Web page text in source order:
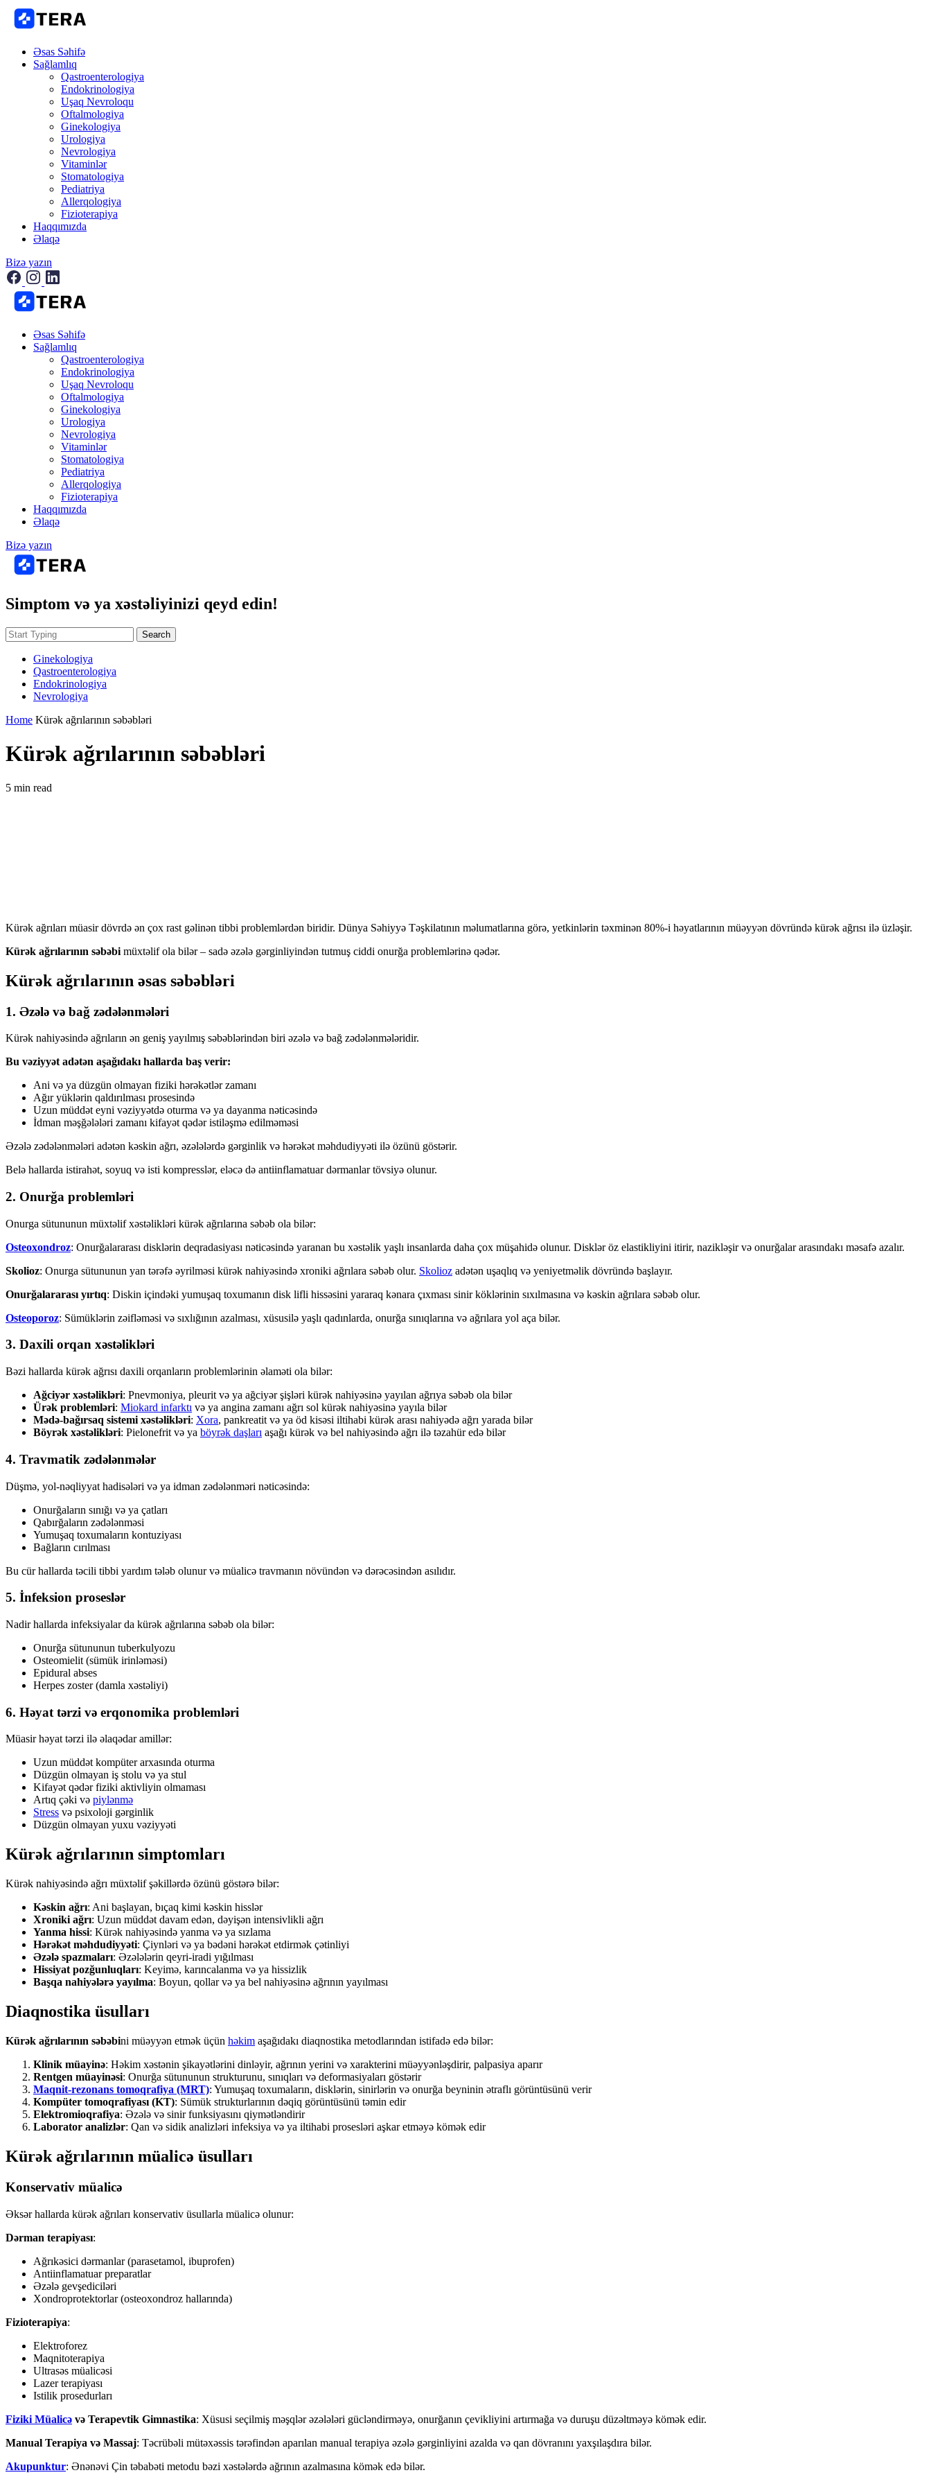
Əsas Səhifə
Sağlamlıq
Qastroenterologiya
Endokrinologiya
Uşaq Nevroloqu
Oftalmologiya
Ginekologiya
Urologiya
Nevrologiya
Vitaminlər
Stomatologiya
Pediatriya
Allerqologiya
Fizioterapiya
Haqqımızda
Əlaqə
Bizə yazın
Əsas Səhifə
Sağlamlıq
Qastroenterologiya
Endokrinologiya
Uşaq Nevroloqu
Oftalmologiya
Ginekologiya
Urologiya
Nevrologiya
Vitaminlər
Stomatologiya
Pediatriya
Allerqologiya
Fizioterapiya
Haqqımızda
Əlaqə
Bizə yazın
Simptom və ya xəstəliyinizi qeyd edin!
Search
Ginekologiya
Qastroenterologiya
Endokrinologiya
Nevrologiya
Home Kürək ağrılarının səbəbləri
Kürək ağrılarının səbəbləri
5 min read
Kürək ağrıları müasir dövrdə ən çox rast gəlinən tibbi problemlərdən biridir. Dünya Səhiyyə Təşkilatının məlumatlarına görə, yetkinlərin təxminən 80%-i həyatlarının müəyyən dövründə kürək ağrısı ilə üzləşir.
Kürək ağrılarının səbəbi müxtəlif ola bilər – sadə əzələ gərginliyindən tutmuş ciddi onurğa problemlərinə qədər.
Kürək ağrılarının əsas səbəbləri
1. Əzələ və bağ zədələnmələri
Kürək nahiyəsində ağrıların ən geniş yayılmış səbəblərindən biri əzələ və bağ zədələnmələridir.
Bu vəziyyət adətən aşağıdakı hallarda baş verir:
Ani və ya düzgün olmayan fiziki hərəkətlər zamanı
Ağır yüklərin qaldırılması prosesində
Uzun müddət eyni vəziyyətdə oturma və ya dayanma nəticəsində
İdman məşğələləri zamanı kifayət qədər istiləşmə edilməməsi
Əzələ zədələnmələri adətən kəskin ağrı, əzələlərdə gərginlik və hərəkət məhdudiyyəti ilə özünü göstərir.
Belə hallarda istirahət, soyuq və isti kompresslər, eləcə də antiinflamatuar dərmanlar tövsiyə olunur.
2. Onurğa problemləri
Onurga sütununun müxtəlif xəstəlikləri kürək ağrılarına səbəb ola bilər:
Osteoxondroz: Onurğalararası disklərin deqradasiyası nəticəsində yaranan bu xəstəlik yaşlı insanlarda daha çox müşahidə olunur. Disklər öz elastikliyini itirir, nazikləşir və onurğalar arasındakı məsafə azalır.
Skolioz: Onurga sütununun yan tərəfə əyrilməsi kürək nahiyəsində xroniki ağrılara səbəb olur. Skolioz adətən uşaqlıq və yeniyetməlik dövründə başlayır.
Onurğalararası yırtıq: Diskin içindəki yumuşaq toxumanın disk lifli hissəsini yararaq kənara çıxması sinir köklərinin sıxılmasına və kəskin ağrılara səbəb olur.
Osteoporoz: Sümüklərin zəifləməsi və sıxlığının azalması, xüsusilə yaşlı qadınlarda, onurğa sınıqlarına və ağrılara yol aça bilər.
3. Daxili orqan xəstəlikləri
Bəzi hallarda kürək ağrısı daxili orqanların problemlərinin əlaməti ola bilər:
Ağciyər xəstəlikləri: Pnevmoniya, pleurit və ya ağciyər şişləri kürək nahiyəsinə yayılan ağrıya səbəb ola bilər
Ürək problemləri: Miokard infarktı və ya angina zamanı ağrı sol kürək nahiyəsinə yayıla bilər
Mədə-bağırsaq sistemi xəstəlikləri: Xora, pankreatit və ya öd kisəsi iltihabi kürək arası nahiyədə ağrı yarada bilər
Böyrək xəstəlikləri: Pielonefrit və ya böyrək daşları aşağı kürək və bel nahiyəsində ağrı ilə təzahür edə bilər
4. Travmatik zədələnmələr
Düşmə, yol-nəqliyyat hadisələri və ya idman zədələnməri nəticəsində:
Onurğaların sınığı və ya çatları
Qabırğaların zədələnməsi
Yumuşaq toxumaların kontuziyası
Bağların cırılması
Bu cür hallarda təcili tibbi yardım tələb olunur və müalicə travmanın növündən və dərəcəsindən asılıdır.
5. İnfeksion proseslər
Nadir hallarda infeksiyalar da kürək ağrılarına səbəb ola bilər:
Onurğa sütununun tuberkulyozu
Osteomielit (sümük irinləməsi)
Epidural abses
Herpes zoster (damla xəstəliyi)
6. Həyat tərzi və erqonomika problemləri
Müasir həyat tərzi ilə əlaqədar amillər:
Uzun müddət kompüter arxasında oturma
Düzgün olmayan iş stolu və ya stul
Kifayət qədər fiziki aktivliyin olmaması
Artıq çəki və piylənmə
Stress və psixoloji gərginlik
Düzgün olmayan yuxu vəziyyəti
Kürək ağrılarının simptomları
Kürək nahiyəsində ağrı müxtəlif şəkillərdə özünü göstərə bilər:
Kəskin ağrı: Ani başlayan, bıçaq kimi kəskin hisslər
Xroniki ağrı: Uzun müddət davam edən, dəyişən intensivlikli ağrı
Yanma hissi: Kürək nahiyəsində yanma və ya sızlama
Hərəkət məhdudiyyəti: Çiynləri və ya bədəni hərəkət etdirmək çətinliyi
Əzələ spazmaları: Əzələlərin qeyri-iradi yığılması
Hissiyat pozğunluqları: Keyimə, karıncalanma və ya hissizlik
Başqa nahiyələrə yayılma: Boyun, qollar və ya bel nahiyəsinə ağrının yayılması
Diaqnostika üsulları
Kürək ağrılarının səbəbini müəyyən etmək üçün həkim aşağıdakı diaqnostika metodlarından istifadə edə bilər:
Klinik müayinə: Həkim xəstənin şikayətlərini dinləyir, ağrının yerini və xarakterini müəyyənləşdirir, palpasiya aparır
Rentgen müayinəsi: Onurğa sütununun strukturunu, sınıqları və deformasiyaları göstərir
Maqnit-rezonans tomoqrafiya (MRT): Yumuşaq toxumaların, disklərin, sinirlərin və onurğa beyninin ətraflı görüntüsünü verir
Kompüter tomoqrafiyası (KT): Sümük strukturlarının dəqiq görüntüsünü təmin edir
Elektromioqrafiya: Əzələ və sinir funksiyasını qiymətləndirir
Laborator analizlər: Qan və sidik analizləri infeksiya və ya iltihabi prosesləri aşkar etməyə kömək edir
Kürək ağrılarının müalicə üsulları
Konservativ müalicə
Əksər hallarda kürək ağrıları konservativ üsullarla müalicə olunur:
Dərman terapiyası:
Ağrıkəsici dərmanlar (parasetamol, ibuprofen)
Antiinflamatuar preparatlar
Əzələ gevşediciləri
Xondroprotektorlar (osteoxondroz hallarında)
Fizioterapiya:
Elektroforez
Maqnitoterapiya
Ultrasəs müalicəsi
Lazer terapiyası
Istilik prosedurları
Fiziki Müalicə və Terapevtik Gimnastika: Xüsusi seçilmiş məşqlər əzələləri gücləndirməyə, onurğanın çevikliyini artırmağa və duruşu düzəltməyə kömək edir.
Manual Terapiya və Massaj: Təcrübəli mütəxəssis tərəfindən aparılan manual terapiya əzələ gərginliyini azalda və qan dövranını yaxşılaşdıra bilər.
Akupunktur: Ənənəvi Çin təbabəti metodu bəzi xəstələrdə ağrının azalmasına kömək edə bilər.